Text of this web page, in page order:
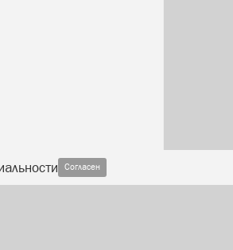
Согласен